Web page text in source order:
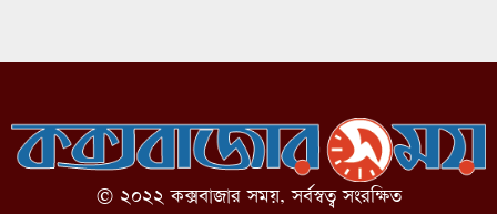
© ২০২২ কক্সবাজার সময়, সর্বস্বত্ব সংরক্ষিত